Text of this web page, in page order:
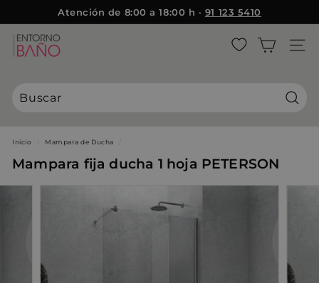
contenido
diapositivas
Atención de 8:00 a 18:00 h · 91 123 5410
E
n
o
o
B
Inicio Mampara de Ducha
Mampara fija ducha 1 hoja PETERSON
{{currency}}{{discount}} discount granted